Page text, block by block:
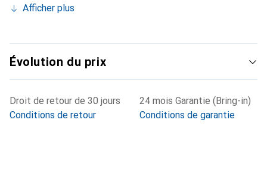
Afficher plus
Évolution du prix
Droit de retour de 30 jours
Conditions de retour
24 mois Garantie (Bring-in)
Conditions de garantie